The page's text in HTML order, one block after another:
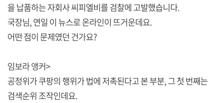
을 납품하는 자회사 씨피엘비를 검찰에 고발했습니다.
국장님, 연일 이 뉴스로 온라인이 뜨거운데요.
어떤 점이 문제였던 건가요?
임보라 앵커>
공정위가 쿠팡의 행위가 법에 저촉된다고 본 부분, 그 첫 번째는
검색순위 조작인데요.